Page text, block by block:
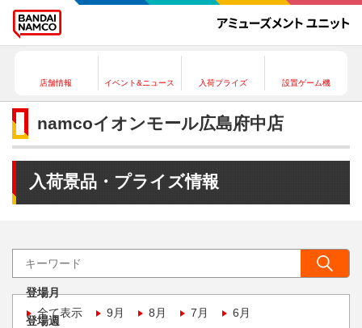
店舗情報 イベント&ニュース 入荷プライズ 設置ゲーム機
namcoイオンモール広島府中店
入荷景品・プライズ情報
登場月
全て表示
9月 8月 7月 6月
登場週